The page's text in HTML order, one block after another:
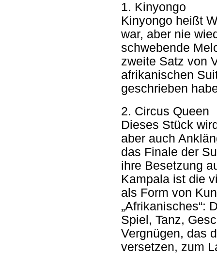
1. Kinyongo
Kinyongo heißt
war, aber nie
schwebende
zweite Satz von
afrikanischen
geschrieben
2. Circus Queen
Dieses Stück
aber auch
das Finale der
ihre Besetzung
Kampala ist die
als Form von
„Afrikanisches“:
Spiel, Tanz,
Vergnügen, das
versetzen, zum